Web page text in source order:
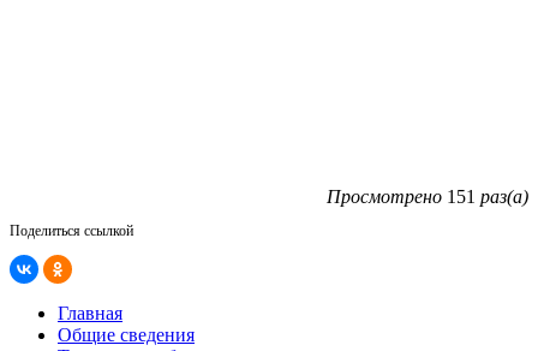
Просмотрено 151 раз(а)
Поделиться ссылкой
Главная
Общие сведения